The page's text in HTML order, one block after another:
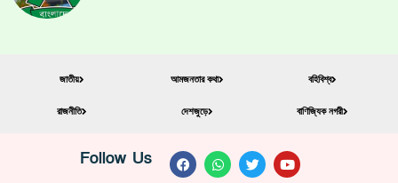
জাতীয়
রাজনীতি
আমজনতার কথা
দেশজুড়ে
বহিবিশ্ব
বাণিজ্যিক নগরী
Follow Us